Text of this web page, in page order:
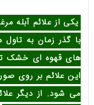
یکی از علائم آبله
با گذر زمان به
های قهوه ای خشک
این علائم بر روی
می شود. از دیگر